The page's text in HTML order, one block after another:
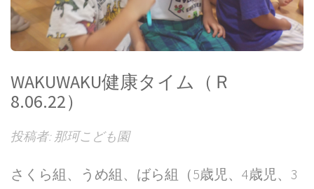
WAKUWAKU健康タイム（Ｒ
8.06.22）
投稿者: 那珂こども園
さくら組、うめ組、ばら組（5歳児、4歳児、3